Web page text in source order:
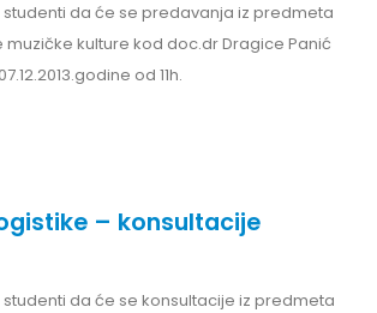
da će se predavanja iz predmeta
kulture kod doc.dr Dragice Panić
od 11h.
– konsultacije
da će se konsultacije iz predmeta